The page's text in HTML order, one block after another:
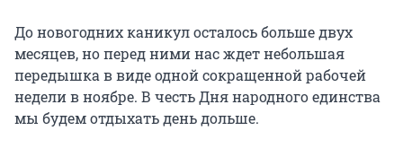
До новогодних каникул осталось больше двух
месяцев, но перед ними нас ждет небольшая
передышка в виде одной сокращенной рабочей
недели в ноябре. В честь Дня народного единства
мы будем отдыхать день дольше.